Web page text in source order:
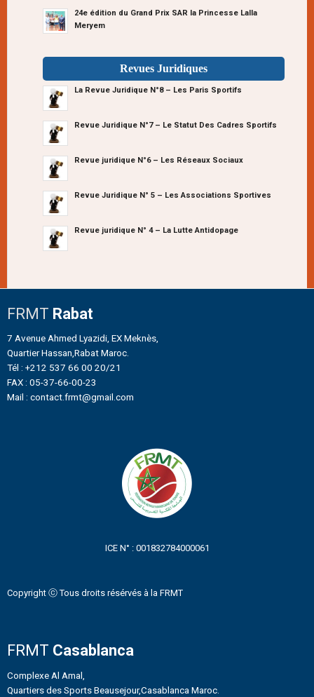
24e édition du Grand Prix SAR la Princesse Lalla
Meryem
Revues Juridiques
La Revue Juridique N°8 – Les Paris Sportifs
Revue Juridique N°7 – Le Statut Des Cadres Sportifs
Revue juridique N°6 – Les Réseaux Sociaux
Revue Juridique N° 5 – Les Associations Sportives
Revue juridique N° 4 – La Lutte Antidopage
FRMT Rabat
7 Avenue Ahmed Lyazidi, EX Meknès,
Quartier Hassan,Rabat Maroc.
Tél : +212 537 66 00 20/21
FAX : 05-37-66-00-23
Mail : contact.frmt@gmail.com
ICE N° : 001832784000061
Copyright ⓒ Tous droits résérvés à la FRMT
FRMT Casablanca
Complexe Al Amal,
Quartiers des Sports Beausejour,Casablanca Maroc.